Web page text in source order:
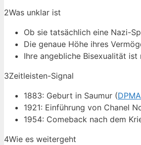
2Was unklar ist
Ob sie tatsächlich eine Nazi-
Die genaue Höhe ihres
Ihre angebliche Bisexualität
3Zeitleisten-Signal
1883: Geburt in Saumur (
1921: Einführung von Chanel
1954: Comeback nach dem
4Wie es weitergeht